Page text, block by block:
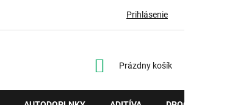
Prihlásenie
NÁKUPNÝ
Prázdny košík